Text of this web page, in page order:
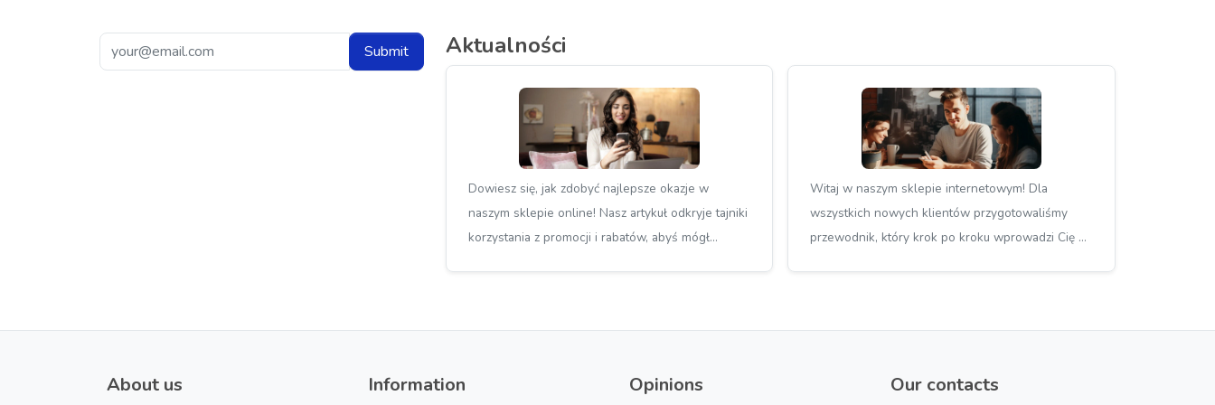
Submit Aktualności
Dowiesz się, jak zdobyć najlepsze okazje w
naszym sklepie online! Nasz artykuł odkryje tajniki
korzystania z promocji i rabatów, abyś mógł
Witaj w naszym sklepie internetowym! Dla
wszystkich nowych klientów przygotowaliśmy
przewodnik, który krok po kroku wprowadzi Cię w
About us Information Opinions Our contacts